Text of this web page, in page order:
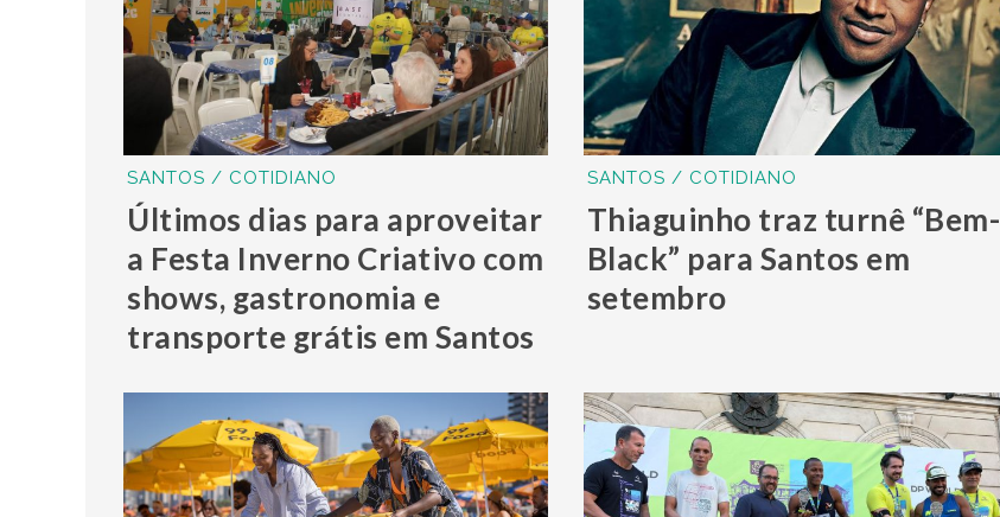
SANTOS / COTIDIANO
Últimos dias para aproveitar
a Festa Inverno Criativo com
shows, gastronomia e
transporte grátis em Santos
SANTOS / COTIDIANO
Thiaguinho traz turnê “Bem-
Black” para Santos em
setembro